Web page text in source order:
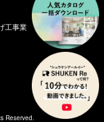
工事業
Reserved.